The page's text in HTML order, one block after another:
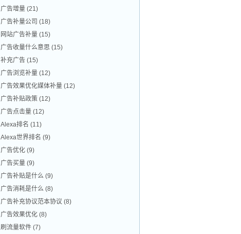
广告增量 (21)
广告补量公司 (18)
网站广告补量 (15)
广告收量什么意思 (15)
补充广告 (15)
广告浏览补量 (12)
广告效果优化媒体补量 (12)
广告补贴政策 (12)
广告点击量 (12)
Alexa排名 (11)
Alexa世界排名 (9)
广告优化 (9)
广告买量 (9)
广告补贴是什么 (9)
广告消耗是什么 (8)
广告补充协议范本协议 (8)
广告效果优化 (8)
刷流量软件 (7)